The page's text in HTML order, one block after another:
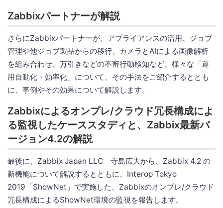
Zabbixパートナーが解説
さらにZabbixパートナーが、アプライアンスの活用、ジョブ
管理や他ジョブ製品からの移行、カメラとAIによる画像解析
を組み合わせ、万引きなどの不審行動検知など、様々な「運
用自動化・効率化」について、その手法をご紹介するととも
に、事例やその効果について解説します。
Zabbixによるオンプレ/クラウド冗長構成によ
る監視したケーススタディと、Zabbix最新バ
ージョン4.2の解説
最後に、Zabbix Japan LLC 寺島広大から、Zabbix 4.2 の
新機能について解説するとともに、Interop Tokyo
2019「ShowNet」で実施した、Zabbixのオンプレ/クラウド
冗長構成によるShowNet環境の監視を報告します。